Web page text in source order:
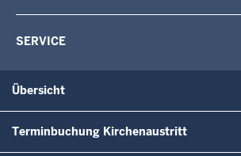
SERVICE
Übersicht
Terminbuchung Kirchenaustritt